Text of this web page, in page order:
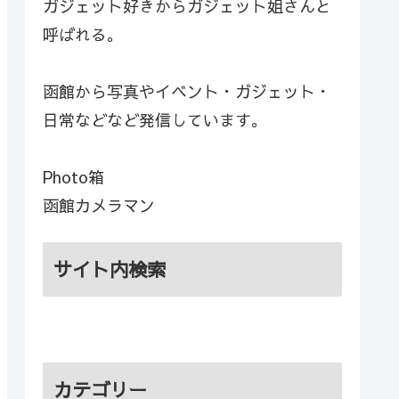
ガジェット好きからガジェット姐さんと
呼ばれる。
函館から写真やイベント・ガジェット・
日常などなど発信しています。
Photo箱
函館カメラマン
サイト内検索
カテゴリー